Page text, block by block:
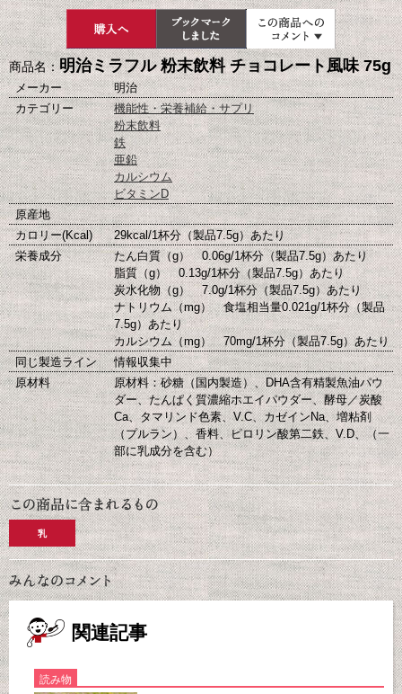
商品名：明治ミラフル 粉末飲料 チョコレート風味 75g
メーカー
明治
カテゴリー
機能性・栄養補給・サプリ
粉末飲料
鉄
亜鉛
カルシウム
ビタミンD
原産地
カロリー(Kcal)
29kcal/1杯分（製品7.5g）あたり
栄養成分
たん白質（g） 0.06g/1杯分（製品7.5g）あたり
脂質（g） 0.13g/1杯分（製品7.5g）あたり
炭水化物（g） 7.0g/1杯分（製品7.5g）あたり
ナトリウム（mg） 食塩相当量0.021g/1杯分（製品
7.5g）あたり
カルシウム（mg） 70mg/1杯分（製品7.5g）あたり
同じ製造ライン
情報収集中
原材料
原材料：砂糖（国内製造）、DHA含有精製魚油パウ
ダー、たんぱく質濃縮ホエイパウダー、酵母／炭酸
Ca、タマリンド色素、V.C、カゼインNa、増粘剤
（プルラン）、香料、ピロリン酸第二鉄、V.D、（一
部に乳成分を含む）
乳
関連記事
読み物